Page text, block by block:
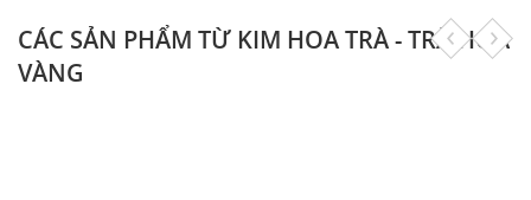
CÁC SẢN PHẨM TỪ KIM HOA TRÀ - TRÀ HOA
VÀNG